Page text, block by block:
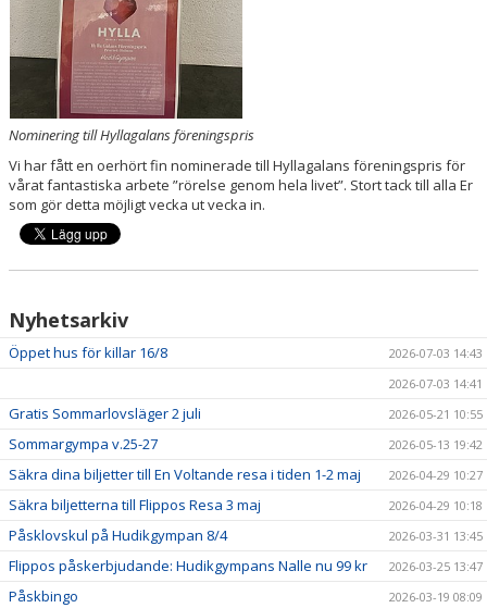
KLÄDBESTÄLLNING
LEDARE
GDPR
VÅR HISTORIA
PRESS
Nominering till Hyllagalans föreningspris
Vi har fått en oerhört fin nominerade till Hyllagalans föreningspris för
vårat fantastiska arbete ”rörelse genom hela livet”. Stort tack till alla Er
som gör detta möjligt vecka ut vecka in.
Nyhetsarkiv
Öppet hus för killar 16/8
2026-07-03 14:43
2026-07-03 14:41
Gratis Sommarlovsläger 2 juli 2026-05-21 10:55
Sommargympa v.25-27 2026-05-13 19:42
Säkra dina biljetter till En Voltande resa i tiden 1-2 maj 2026-04-29 10:27
Säkra biljetterna till Flippos Resa 3 maj 2026-04-29 10:18
Påsklovskul på Hudikgympan 8/4 2026-03-31 13:45
Flippos påskerbjudande: Hudikgympans Nalle nu 99 kr 2026-03-25 13:47
Påskbingo 2026-03-19 08:09